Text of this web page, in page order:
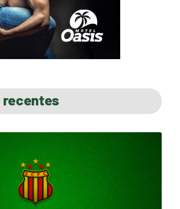
recentes